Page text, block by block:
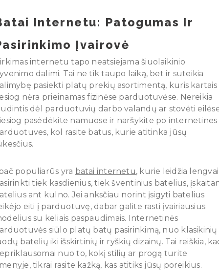
Internetu: Patogumas Ir
Įvairovė
internetu tapo neatsiejama šiuolaikinio
dalimi. Tai ne tik taupo laiką, bet ir suteikia
pasiekti platų prekių asortimentą, kuris kartais
nėra prieinamas fizinėse parduotuvėse. Nereikia
dėl parduotuvių darbo valandų ar stovėti
pasėdėkite namuose ir naršykite po internetines
kol rasite batus, kurie atitinka jūsų
populiarūs yra batai internetu, kurie leidžia lengvai
tiek kasdienius, tiek šventinius batelius,
ant kulno. Jei anksčiau norint įsigyti batelius
eiti į parduotuvę, dabar galite rasti įvairiausius
su keliais paspaudimais. Internetinės
siūlo platų batų pasirinkimą, nuo klasikinių
batelių iki išskirtinių ir ryškių dizainų. Tai reiškia,
nuo to, kokį stilių ar progą turite
tikrai rasite kažką, kas atitiks jūsų poreikius.